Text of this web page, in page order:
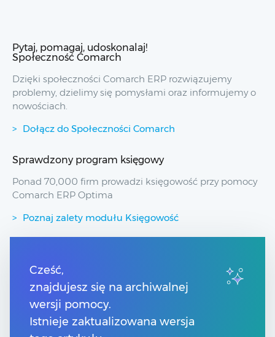
Pytaj, pomagaj, udoskonalaj!
Społeczność Comarch
Dzięki społeczności Comarch ERP rozwiązujemy
problemy, dzielimy się pomysłami oraz informujemy o
nowościach.
Dołącz do Społeczności Comarch
Sprawdzony program księgowy
Ponad 70,000 firm prowadzi księgowość przy pomocy
Comarch ERP Optima
Poznaj zalety modułu Księgowość
Przydatne linki
Spis treści
Pomoc Comarch Betterfly
Pomoc Comarch e-Sklep
Pomoc Comarch HRM
Cześć,
znajdujesz się na archiwalnej
wersji pomocy.
Istnieje zaktualizowana wersja